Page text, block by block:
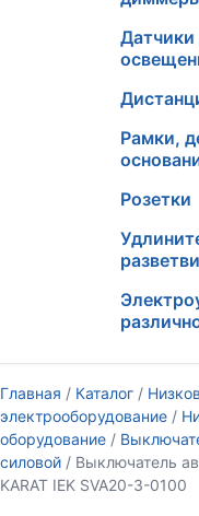
Рамки,
Розетки
Главная / Каталог /
электрооборудование /
оборудование /
силовой / Выключатель
KARAT IEK SVA20-3-0100